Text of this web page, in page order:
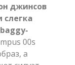
джинсов
00s
а